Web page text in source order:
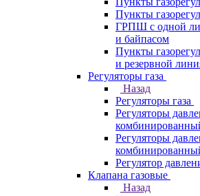
Пункты
ГРПШ с одной
и байпасом
Пункты
и резервной
Регуляторы газа
Назад
Регуляторы газа
Регуляторы
Регуляторы
Регулятор
Клапана газовые
Назад